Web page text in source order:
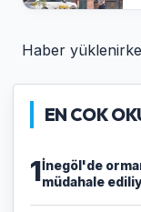
Haber
EN COK
1İnegöl'de
müdahale